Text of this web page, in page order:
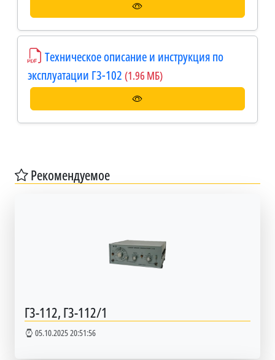
Техническое описание и инструкция по
эксплуатации Г3-102 (1.96 МБ)
Рекомендуемое
Г3-112, Г3-112/1
05.10.2025 20:51:56